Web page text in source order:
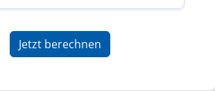
Jetzt berechnen